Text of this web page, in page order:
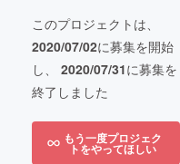
このプロジェクトは、
2020/07/02に募集を開始
し、 2020/07/31に募集を
終了しました
もう一度プロジェク
トをやってほしい